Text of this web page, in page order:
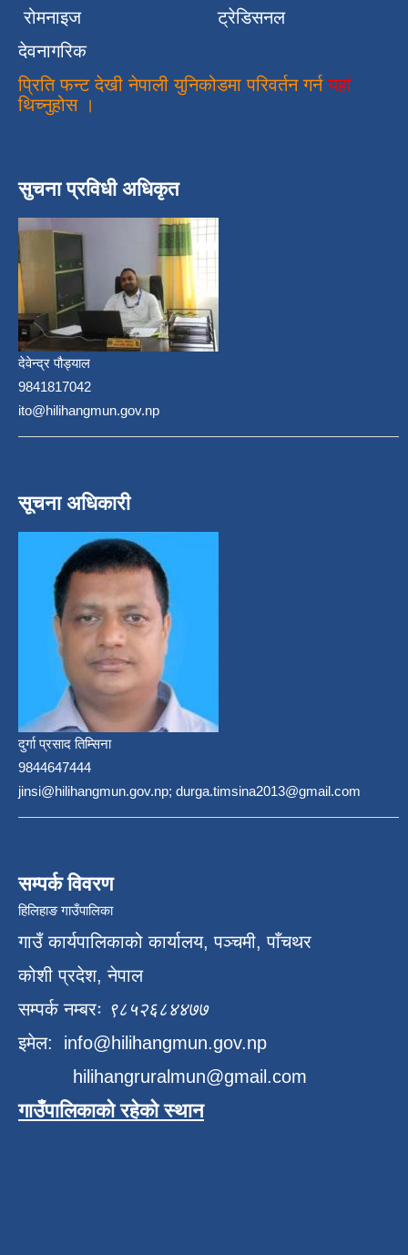
रोमनाइज
ट्रेडिसनल
देवनागरिक
प्रिति फन्ट देखी नेपाली युनिकोडमा परिवर्तन गर्न यहां
थिच्नुहोस ।
सुचना प्रविधी अधिकृत
देवेन्द्र पौड्याल
9841817042
ito@hilihangmun.gov.np
सूचना अधिकारी
दुर्गा प्रसाद तिम्सिना
9844647444
jinsi@hilihangmun.gov.np; durga.timsina2013@gmail.com
सम्पर्क विवरण
हिलिहाङ गाउँपालिका
गाउँ कार्यपालिकाको कार्यालय, पञ्चमी, पाँचथर
कोशी प्रदेश, नेपाल
सम्पर्क नम्बरः ९८५२६८४४७७
इमेल: info@hilihangmun.gov.np
hilihangruralmun@gmail.com
गाउँपालिकाको रहेको स्थान